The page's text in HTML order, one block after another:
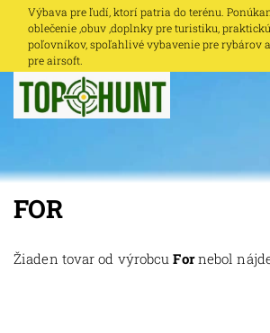
Výbava pre ľudí, ktorí patria do terénu.
oblečenie ,obuv ,doplnky pre turistiku,
poľovníkov, spoľahlivé vybavenie pre rybárov
pre airsoft.
FOR
Žiaden tovar od výrobcuFornebol